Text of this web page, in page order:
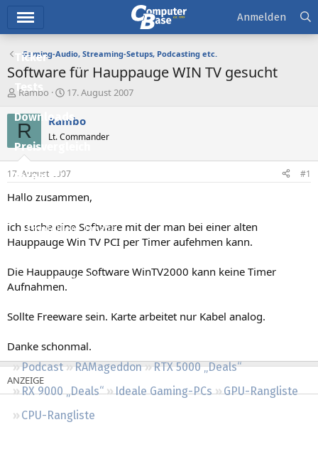
Ticker
Tests
Downloads
Preisvergleich
Forum
Aktuelles
Empfohlene Inhalte
Neueste Aktivitäten
Podcast RAMageddon
RTX 5000 „Deals“
RX 9000 „Deals“
Ideale Gaming-PCs
GPU-Rangliste
CPU-Rangliste
Anmelden
Gaming-Audio, Streaming-Setups, Podcasting etc.
Software für Hauppauge WIN TV gesucht
E
s
t
e
e
r
Rambo
E
s
e
l
t
a
17. August 2007
R Rambo
Lt. Commander
17. August 2007 #1
Hallo zusammen,
ich suche eine Software mit der man bei einer alten
Hauppauge Win TV PCI per Timer aufehmen kann.
Die Hauppauge Software WinTV2000 kann keine Timer
Aufnahmen.
Sollte Freeware sein. Karte arbeitet nur Kabel analog.
Danke schonmal.